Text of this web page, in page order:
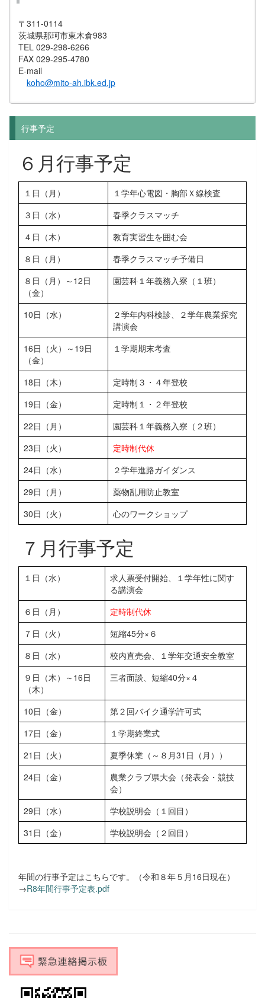
〒311-0114
茨城県那珂市東木倉983
TEL 029-298-6266
FAX 029-295-4780
E-mail
koho@mito-ah.ibk.ed.jp
行事予定
６月行事予定
１日（月）
１学年心電図・胸部Ｘ線検査
３日（水）
春季クラスマッチ
４日（木）
教育実習生を囲む会
８日（月）
春季クラスマッチ予備日
８日（月）～12日
（金）
園芸科１年義務入寮（１班）
10日（水）
２学年内科検診、２学年農業探究
講演会
16日（火）～19日
（金）
１学期期末考査
18日（木）
定時制３・４年登校
19日（金）
定時制１・２年登校
22日（月）
園芸科１年義務入寮（２班）
23日（火）
定時制代休
24日（水）
２学年進路ガイダンス
29日（月）
薬物乱用防止教室
30日（火）
心のワークショップ
７月行事予定
１日（水）
求人票受付開始、１学年性に関す
る講演会
６日（月）
定時制代休
７日（火）
短縮45分×６
８日（水）
校内直売会、１学年交通安全教室
９日（木）～16日
（木）
三者面談、短縮40分×４
10日（金）
第２回バイク通学許可式
17日（金）
１学期終業式
21日（火）
夏季休業（～８月31日（月））
24日（金）
農業クラブ県大会（発表会・競技
会）
29日（水）
学校説明会（１回目）
31日（金）
学校説明会（２回目）
年間の行事予定はこちらです。（令和８年５月16日現在）
→R8年間行事予定表.pdf